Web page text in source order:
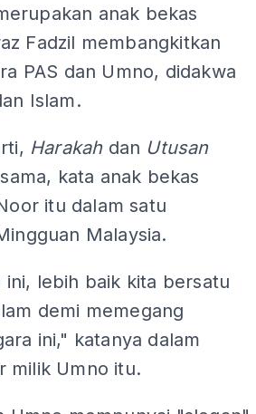
anak bekas
Fadzil membangkitkan
PAS dan Umno, didakwa
Islam.
Harakah dan Utusan
kata anak bekas
itu dalam satu
Malaysia.
ini, lebih baik kita bersatu
demi memegang
ini," katanya dalam
milik Umno itu.